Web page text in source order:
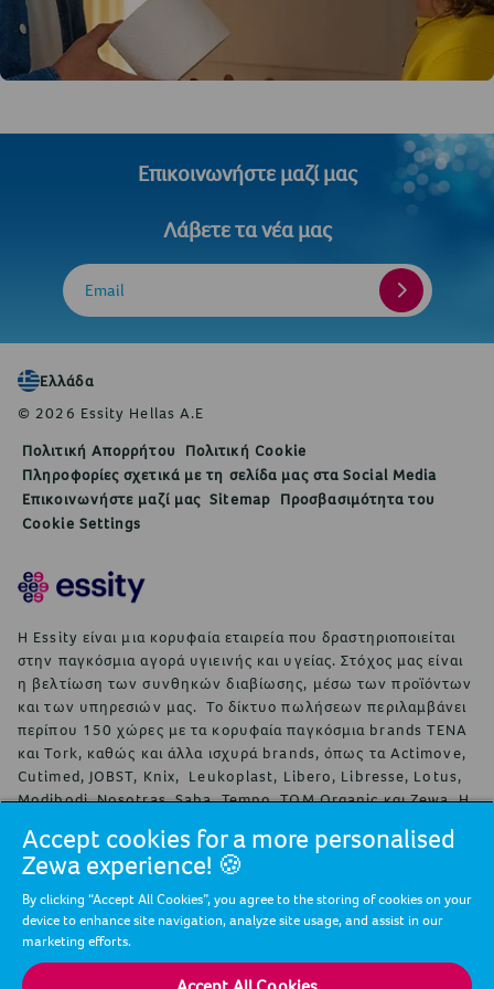
Επικοινωνήστε μαζί μας
Λάβετε τα νέα μας
Email
Ελλάδα
© 2026 Essity Hellas A.E
Πολιτική Απορρήτου
Πολιτική Cookie
Πληροφορίες σχετικά με τη σελίδα μας στα Social Media
Επικοινωνήστε μαζί μας Sitemap Προσβασιμότητα του
Cookie Settings
Η Essity είναι μια κορυφαία εταιρεία που δραστηριοποιείται
στην παγκόσμια αγορά υγιεινής και υγείας. Στόχος μας είναι
η βελτίωση των συνθηκών διαβίωσης, μέσω των προϊόντων
και των υπηρεσιών μας. Το δίκτυο πωλήσεων περιλαμβάνει
περίπου 150 χώρες με τα κορυφαία παγκόσμια brands TENA
και Tork, καθώς και άλλα ισχυρά brands, όπως τα Actimove,
Cutimed, JOBST, Knix, Leukoplast, Libero, Libresse, Lotus,
Modibodi, Nosotras, Saba, Tempo, TOM Organic και Zewa. Η
πωλήσεις ανήλθαν το 2024 σε περίπου 146 δις σουηδικές
κορώνες (13 δις ευρώ). Η έδρα της εταιρείας είναι στη
Στοκχόλμη της Σουηδίας και η Essity είναι εισηγμένη στο
χρηματιστήριο της Στοκχόλμης Nasdaq Stockholm. Η Essity
αλλάζει τα δεδομένα στον τομέα της ευημερίας και
συμβάλλει σε μια υγιή, βιώσιμη και κυκλική κοινωνία.
Περισσότερες πληροφορίες στοwww.essity.com
Accept cookies for a more personalised
Zewa experience! 🍪
By clicking “Accept All Cookies”, you agree to the storing of cookies on your
device to enhance site navigation, analyze site usage, and assist in our
marketing efforts.